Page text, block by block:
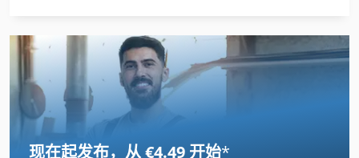
Fz 0
International 434
Jungheinrich E
Linde
现在起发布，从 €4.49 开始*